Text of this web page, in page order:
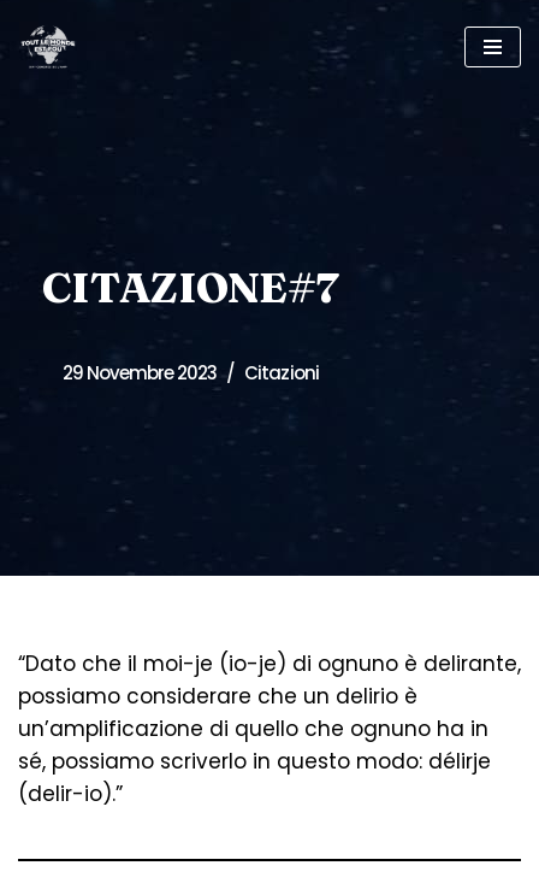
Vai
CITAZIONE#7
29 Novembre 2023 Citazioni
“Dato che il moi-je (io-je) di ognuno è delirante,
possiamo considerare che un delirio è
un’amplificazione di quello che ognuno ha in
sé, possiamo scriverlo in questo modo: délirje
(delir-io).”